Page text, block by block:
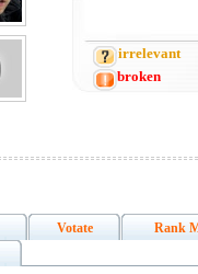
irrelevant
broken
Votate
Rank